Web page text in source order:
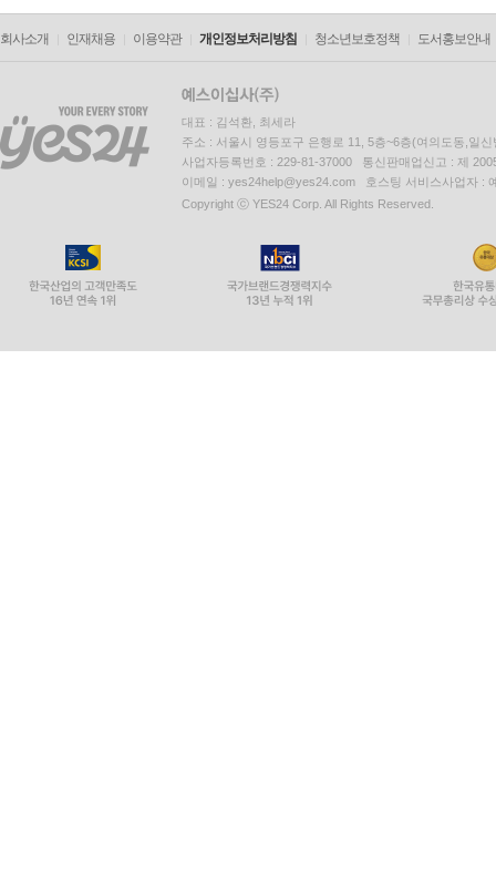
회사소개 인재채용 이용약관 개인정보처리방침 청소년보호정책 도서홍보안내
대표 : 김석환, 최세라
주소 : 서울시 영등포구 은행로 11, 5층~6층(여의도동,일신
사업자등록번호 : 229-81-37000 통신판매업신고 : 제
이메일 : yes24help@yes24.com 호스팅 서비스사업자 :
Copyright ⓒ YES24 Corp. All Rights Reserved.